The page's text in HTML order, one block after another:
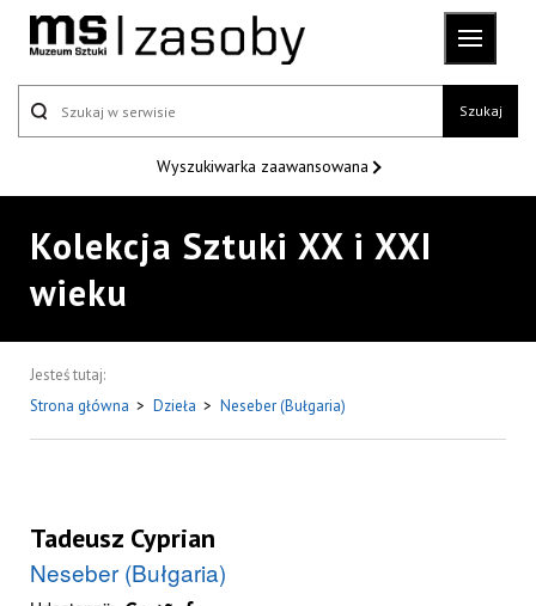
Szukaj
Wyszukiwarka zaawansowana
Kolekcja Sztuki XX i XXI
wieku
Jesteś tutaj:
Strona główna > Dzieła > Neseber (Bułgaria)
Tadeusz Cyprian
Neseber (Bułgaria)